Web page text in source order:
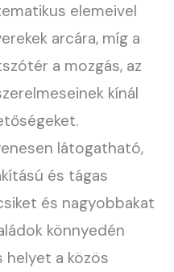
elemeivel
arcára, míg a
a mozgás, az
kínál
látogatható,
és tágas
és nagyobbakat
könnyedén
helyet a közös